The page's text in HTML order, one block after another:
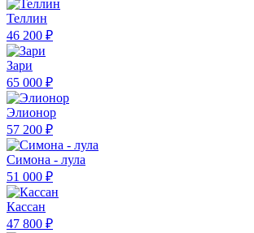
Теллин
46 200 ₽
Зари
65 000 ₽
Элионор
57 200 ₽
Симона - лула
51 000 ₽
Кассан
47 800 ₽